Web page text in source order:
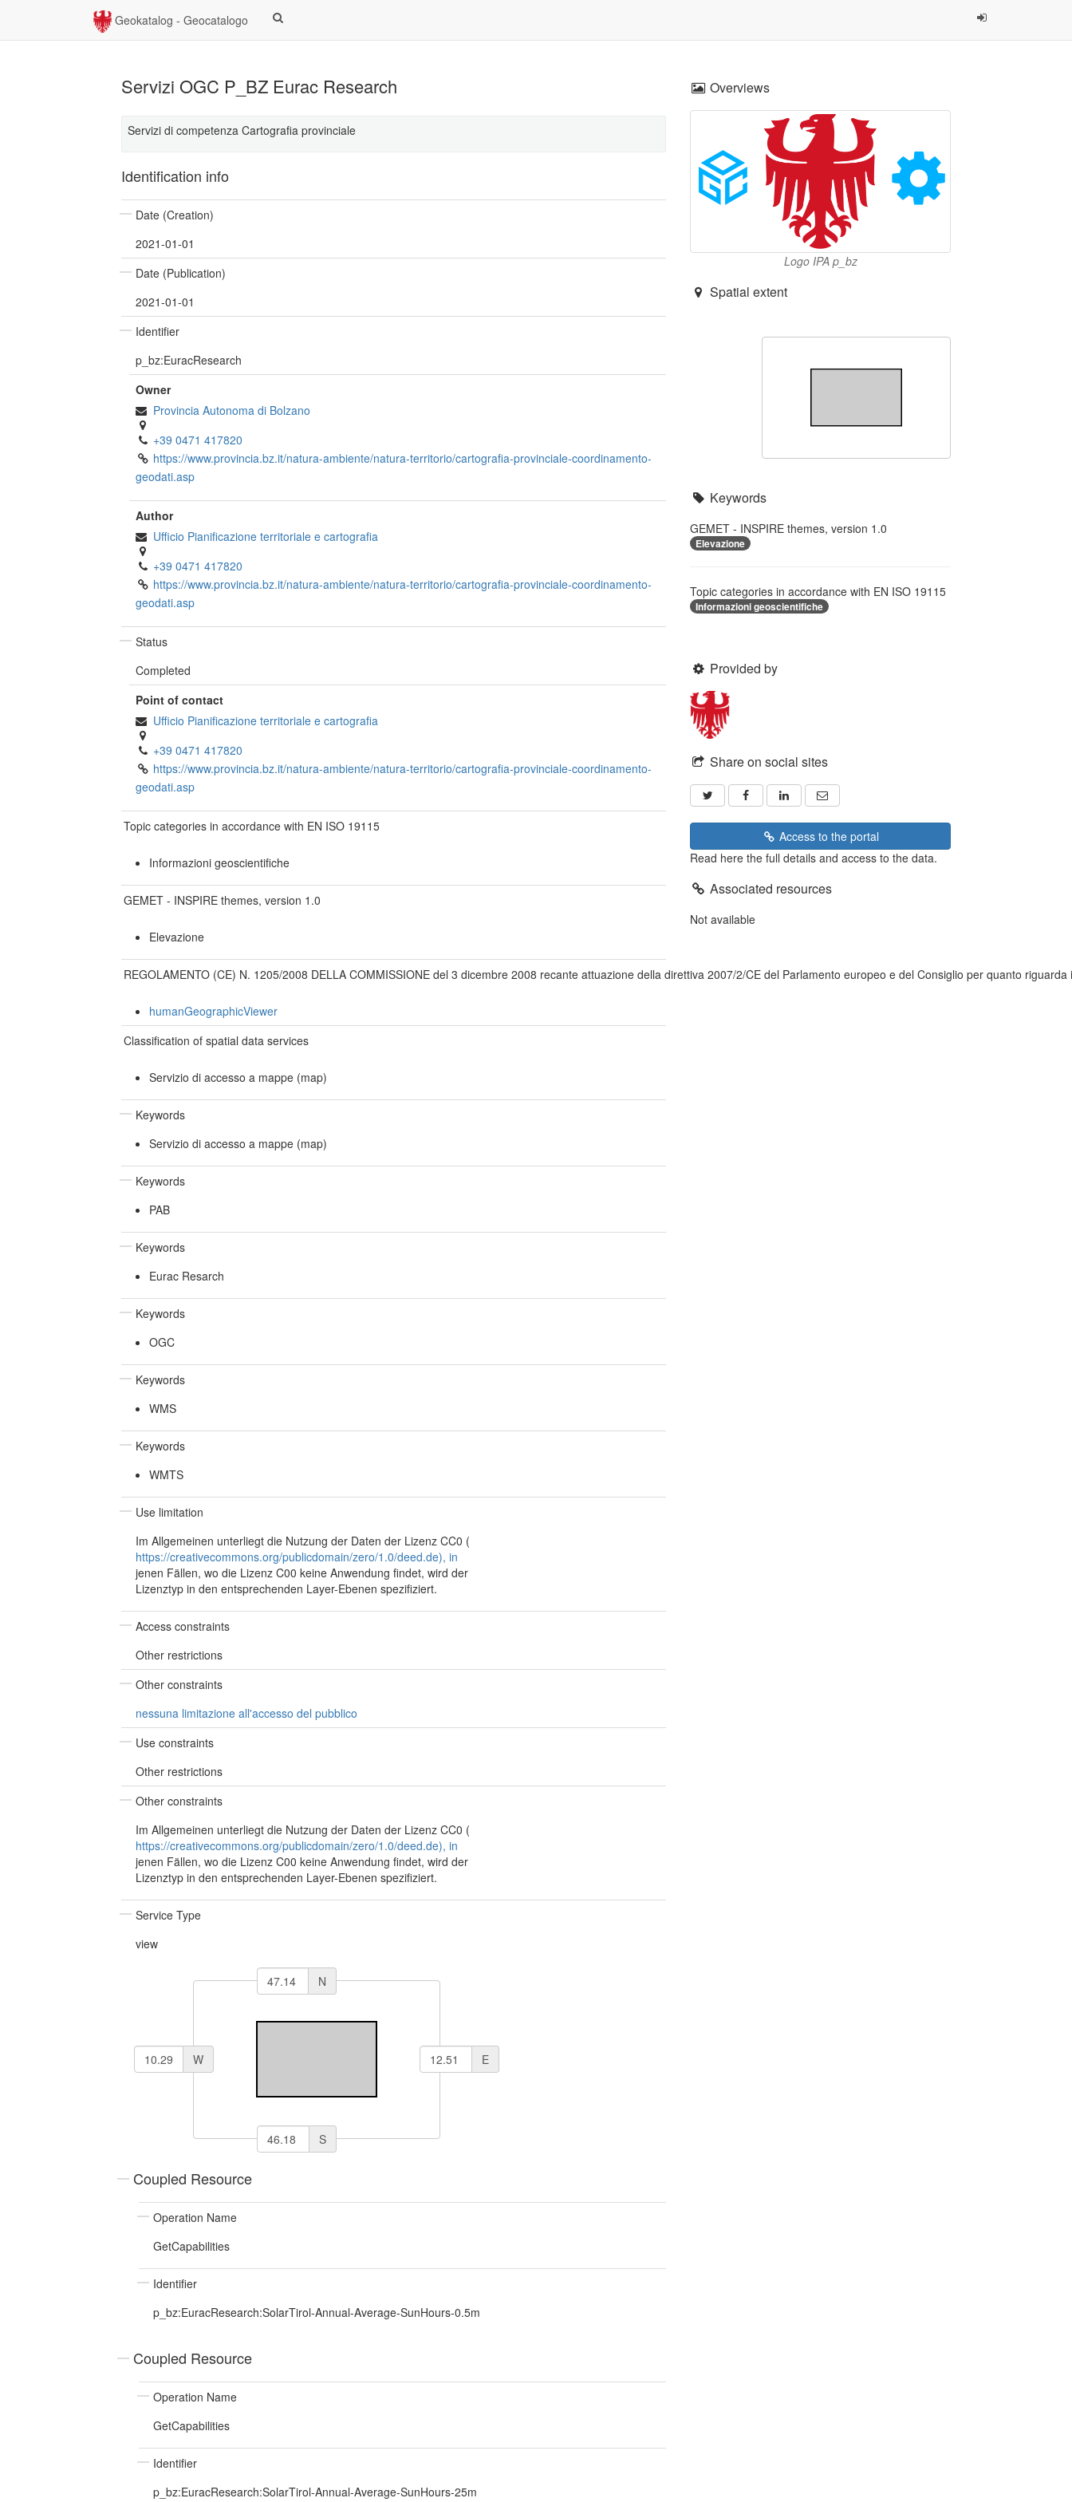
Geokatalog - Geocatalogo
Servizi OGC P_BZ Eurac Research
Servizi di competenza Cartografia provinciale
Identification info
Date (Creation)
2021-01-01
Date (Publication)
2021-01-01
Identifier
p_bz:EuracResearch
Owner
Provincia Autonoma di Bolzano
+39 0471 417820
https://www.provincia.bz.it/natura-ambiente/natura-territorio/cartografia-provinciale-coordinamento-
geodati.asp
Author
Ufficio Pianificazione territoriale e cartografia
+39 0471 417820
https://www.provincia.bz.it/natura-ambiente/natura-territorio/cartografia-provinciale-coordinamento-
geodati.asp
Status
Completed
Point of contact
Ufficio Pianificazione territoriale e cartografia
+39 0471 417820
https://www.provincia.bz.it/natura-ambiente/natura-territorio/cartografia-provinciale-coordinamento-
geodati.asp
Topic categories in accordance with EN ISO 19115
Informazioni geoscientifiche
GEMET - INSPIRE themes, version 1.0
Elevazione
REGOLAMENTO (CE) N. 1205/2008 DELLA COMMISSIONE del 3 dicembre 2008 recante attuazione della direttiva 2007/2/CE del Parlamento europeo e del Consiglio per quanto
humanGeographicViewer
Classification of spatial data services
Servizio di accesso a mappe (map)
Keywords
Servizio di accesso a mappe (map)
Keywords
PAB
Keywords
Eurac Resarch
Keywords
OGC
Keywords
WMS
Keywords
WMTS
Use limitation
Im Allgemeinen unterliegt die Nutzung der Daten der Lizenz CC0 (
https://creativecommons.org/publicdomain/zero/1.0/deed.de), in
jenen Fällen, wo die Lizenz C00 keine Anwendung findet, wird der
Lizenztyp in den entsprechenden Layer-Ebenen spezifiziert.
Access constraints
Other restrictions
Other constraints
nessuna limitazione all'accesso del pubblico
Use constraints
Other restrictions
Other constraints
Im Allgemeinen unterliegt die Nutzung der Daten der Lizenz CC0 (
https://creativecommons.org/publicdomain/zero/1.0/deed.de), in
jenen Fällen, wo die Lizenz C00 keine Anwendung findet, wird der
Lizenztyp in den entsprechenden Layer-Ebenen spezifiziert.
Service Type
view
N
S
E
W
Coupled Resource
Operation Name
GetCapabilities
Identifier
p_bz:EuracResearch:SolarTirol-Annual-Average-SunHours-0.5m
Coupled Resource
Operation Name
GetCapabilities
Identifier
p_bz:EuracResearch:SolarTirol-Annual-Average-SunHours-25m
Overviews
Logo IPA p_bz
Spatial extent
Keywords
GEMET - INSPIRE themes, version 1.0
Elevazione
Topic categories in accordance with EN ISO 19115
Informazioni geoscientifiche
Provided by
Share on social sites
Access to the portal
Read here the full details and access to the data.
Associated resources
Not available